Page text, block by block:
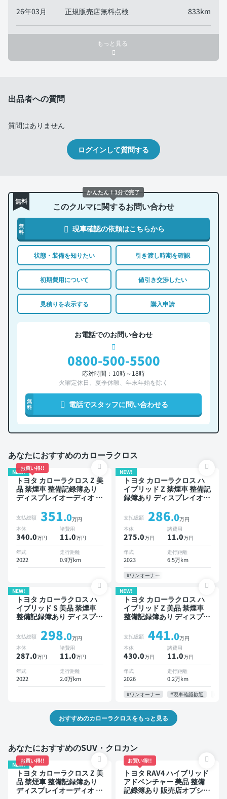
26年03月 正規販売店無料点検 833km
もっと見る
出品者への質問
質問はありません
ログインして質問する
無料 このクルマに関するお問い合わせ
無
料
現車確認の依頼はこちらから
状態・装備を知りたい 引き渡し時期を確認
初期費用について 値引き交渉したい
見積りを表示する 購入申請
お電話でのお問い合わせ
0800-500-5500
応対時間：10時～18時
火曜定休日、夏季休暇、年末年始を除く
無
料
電話でスタッフに問い合わせる
あなたにおすすめのカローラクロス
NEW!
お買い得!!
トヨタ カローラクロス Z 美
品 禁煙車 整備記録簿あり
ディスプレイオーディオ ※
スポットモニター オートク
ルーズ スマートキー ETC
電動バックドア バックモニ
ター 全方位カメラ ドライ
ブレコーダー 衝突軽減
支払総額 351.0万円
本体
340.0万円
諸費用
11.0万円
年式
2022
走行距離
0.9万km
NEW!
トヨタ カローラクロス ハ
イブリッド Z 禁煙車 整備記
録簿あり ディスプレイオー
オートクルーズ スマートキ
ー ETC 電動バックドア バ
ックモニター 衝突軽減
支払総額 286.0万円
本体
275.0万円
諸費用
11.0万円
年式
2023
走行距離
6.5万km
#ワンオーナー
NEW!
トヨタ カローラクロス ハ
イブリッド S 美品 禁煙車
整備記録簿あり ディスプレ
ポットモニター オートクル
ーズ スマートキー ETC サ
ンルーフ バックモニター
全方位カメラ ドライブレコ
ーダー 衝突軽減
支払総額 298.0万円
本体
287.0万円
諸費用
11.0万円
年式
2022
走行距離
2.0万km
NEW!
トヨタ カローラクロス ハ
イブリッド Z 美品 禁煙車
整備記録簿あり ディスプレ
あり 本革シート TV ブライ
ンドスポットモニター オー
トクルーズ スマートキー
ETC 電動バックドア バッ
クモニター 全方位カメラ
ドライブレコーダー 衝突軽
減
支払総額 441.0万円
本体
430.0万円
諸費用
11.0万円
年式
2026
走行距離
0.2万km
#ワンオーナー #現車確認歓迎
おすすめのカローラクロスをもっと見る
あなたにおすすめのSUV・クロカン
NEW!
お買い得!!
トヨタ カローラクロス Z 美
品 禁煙車 整備記録簿あり
ディスプレイオーディオ ※
お買い得!!
トヨタ RAV4 ハイブリッド
アドベンチャー 美品 整備
記録簿あり 販売店オプショ
かんたん！1分で完了